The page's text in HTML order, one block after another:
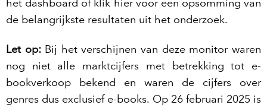
het dashboard of klik hier voor een opsomming van
de belangrijkste resultaten uit het onderzoek.
Let op: Bij het verschijnen van deze monitor waren
nog niet alle marktcijfers met betrekking tot e-
bookverkoop bekend en waren de cijfers over
genres dus exclusief e-books. Op 26 februari 2025 is